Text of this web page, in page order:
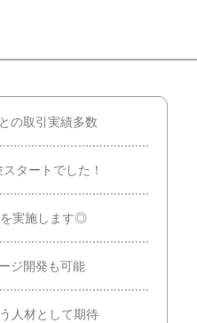
の取引実績多数
タートでした！
を実施します◎
ジ開発も可能
人材として期待